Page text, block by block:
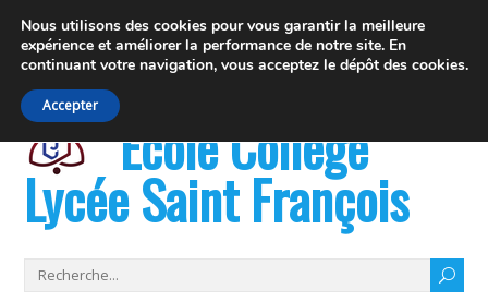
19 rue Fernand David 74100 Ville la Grand
info@juvenat.com
+33 4 50 37 76 01
École Collège
Lycée Saint François
Nous utilisons des cookies pour vous garantir la meilleure
expérience et améliorer la performance de notre site. En
continuant votre navigation, vous acceptez le dépôt des cookies.
Accepter